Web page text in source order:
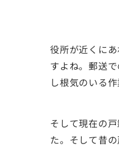
役所が近くに
すよね。郵送
し根気のいる作
そして現在の
た。そして昔